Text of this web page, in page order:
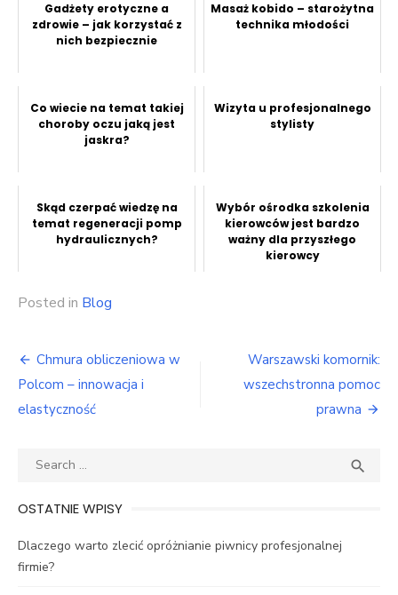
Gadżety erotyczne a
zdrowie – jak korzystać z
nich bezpiecznie
Masaż kobido – starożytna
technika młodości
Co wiecie na temat takiej
choroby oczu jaką jest
jaskra?
Wizyta u profesjonalnego
stylisty
Skąd czerpać wiedzę na
temat regeneracji pomp
hydraulicznych?
Wybór ośrodka szkolenia
kierowców jest bardzo
ważny dla przyszłego
kierowcy
Posted in Blog
Nawigacja
wpisu
Chmura obliczeniowa w
Polcom – innowacja i
elastyczność
Warszawski komornik:
wszechstronna pomoc
prawna
Search

OSTATNIE WPISY
Dlaczego warto zlecić opróżnianie piwnicy profesjonalnej
firmie?